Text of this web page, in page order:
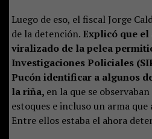
Luego de eso, el fiscal Jorge
de la detención. Explicó que
viralizado de la pelea
Investigaciones Policiales
Pucón identificar a algunos
la riña, en la que se
estoques e incluso un arma
Entre ellos estaba el ahora